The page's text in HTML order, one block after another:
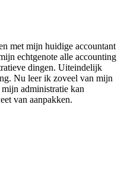
met mijn huidige accountant
echtgenote alle accounting
dingen. Uiteindelijk
Nu leer ik zoveel van mijn
administratie kan
van aanpakken.